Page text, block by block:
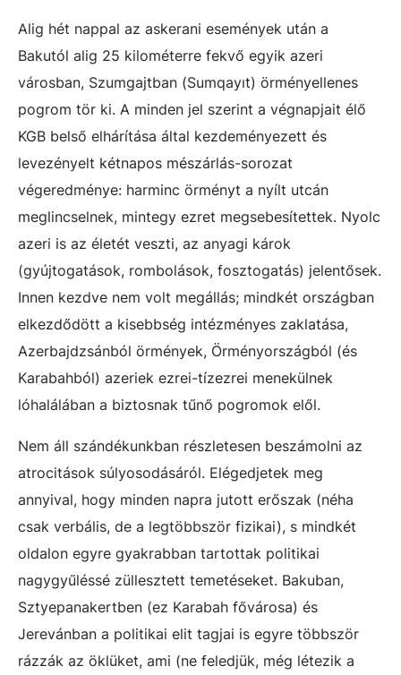
Alig hét nappal az askerani események után a
Bakutól alig 25 kilométerre fekvő egyik azeri
városban, Szumgajtban (Sumqayıt) örményellenes
pogrom tör ki. A minden jel szerint a végnapjait élő
KGB belső elhárítása által kezdeményezett és
levezényelt kétnapos mészárlás-sorozat
végeredménye: harminc örményt a nyílt utcán
meglincselnek, mintegy ezret megsebesítettek. Nyolc
azeri is az életét veszti, az anyagi károk
(gyújtogatások, rombolások, fosztogatás) jelentősek.
Innen kezdve nem volt megállás; mindkét országban
elkezdődött a kisebbség intézményes zaklatása,
Azerbajdzsánból örmények, Örményországból (és
Karabahból) azeriek ezrei-tízezrei menekülnek
lóhalálában a biztosnak tűnő pogromok elől.
Nem áll szándékunkban részletesen beszámolni az
atrocitások súlyosodásáról. Elégedjetek meg
annyival, hogy minden napra jutott erőszak (néha
csak verbális, de a legtöbbször fizikai), s mindkét
oldalon egyre gyakrabban tartottak politikai
nagygyűléssé züllesztett temetéseket. Bakuban,
Sztyepanakertben (ez Karabah fővárosa) és
Jerevánban a politikai elit tagjai is egyre többször
rázzák az öklüket, ami (ne feledjük, még létezik a